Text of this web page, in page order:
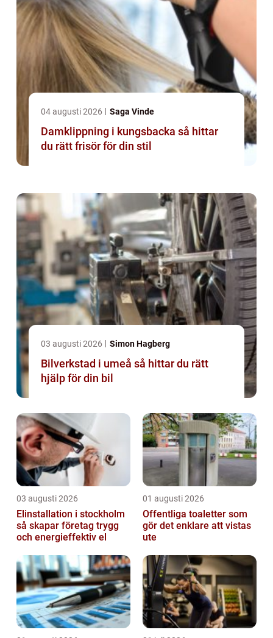
04 augusti 2026 Saga Vinde
Damklippning i kungsbacka så hittar
du rätt frisör för din stil
03 augusti 2026 Simon Hagberg
Bilverkstad i umeå så hittar du rätt
hjälp för din bil
03 augusti 2026
Elinstallation i stockholm
så skapar företag trygg
och energieffektiv el
01 augusti 2026
Offentliga toaletter som
gör det enklare att vistas
ute